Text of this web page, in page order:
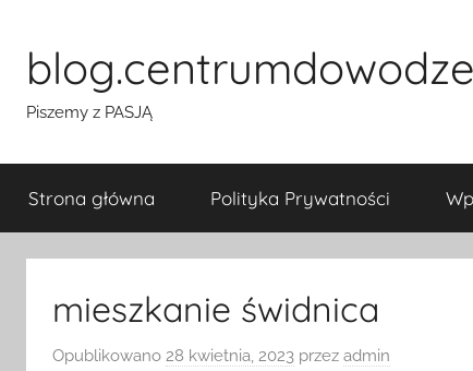
treści
Piszemy z PASJĄ
Strona główna Polityka Prywatności
mieszkanie świdnica
Opublikowano 28 kwietnia, 2023 przez admin